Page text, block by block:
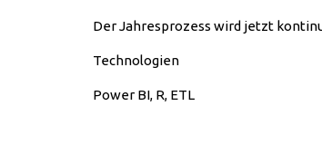
Der Jahresprozess wird jetzt
Technologien
Power BI, R, ETL